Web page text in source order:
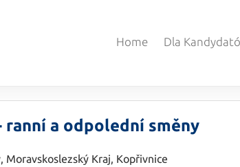
Home Dla
a odpolední směny
, Moravskoslezský Kraj, Kopřivnice